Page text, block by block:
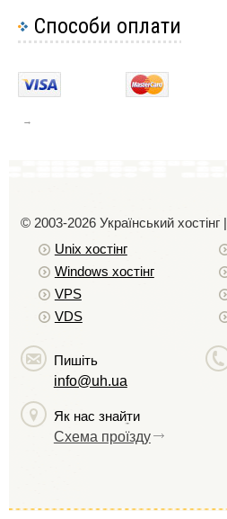
Способи оплати
© 2003-2026 Український хостiнг |
Unix хостiнг
Windows хостiнг
VPS
VDS
Пишіть
info@uh.ua
Як нас знайти
Схема проїзду